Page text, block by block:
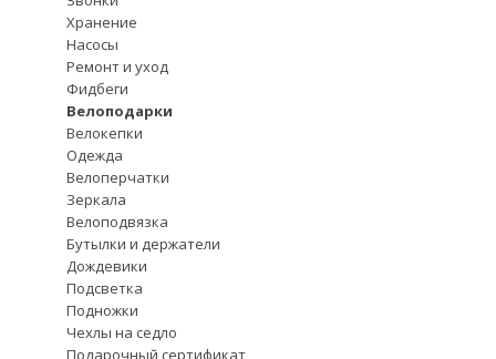
Хранение
Насосы
Ремонт и уход
Фидбеги
Велоподарки
Велокепки
Одежда
Велоперчатки
Зеркала
Велоподвязка
Бутылки и держатели
Дождевики
Подсветка
Подножки
Чехлы на седло
Подарочный сертификат